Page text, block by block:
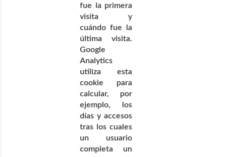
fue la primera
visita y
cuándo fue la
última visita.
Google
Analytics
utiliza esta
cookie para
calcular, por
ejemplo, los
días y accesos
tras los cuales
un usuario
completa un